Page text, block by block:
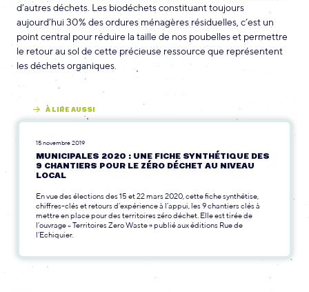
d’autres déchets. Les biodéchets constituant toujours
aujourd’hui 30% des ordures ménagères résiduelles, c’est un
point central pour réduire la taille de nos poubelles et permettre
le retour au sol de cette précieuse ressource que représentent
les déchets organiques.
À LIRE AUSSI
15 novembre 2019
MUNICIPALES 2020 : UNE FICHE SYNTHÉTIQUE DES
9 CHANTIERS POUR LE ZÉRO DÉCHET AU NIVEAU
LOCAL
En vue des élections des 15 et 22 mars 2020, cette fiche synthétise,
chiffres-clés et retours d’expérience à l’appui, les 9 chantiers clés à
mettre en place pour des territoires zéro déchet. Elle est tirée de
l’ouvrage « Territoires Zero Waste » publié aux éditions Rue de
l’Echiquier.